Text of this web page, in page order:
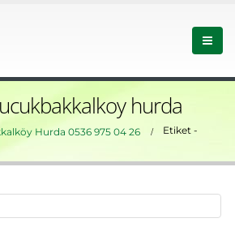
hurda
Hurda 0536 975 04 26
Etiket -